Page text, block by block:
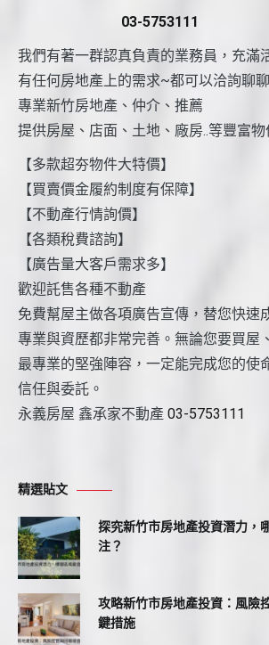
03-5753111
我們有著一群認真負責的業務員，充滿
有任何房地產上的需求~都可以洽詢聊
專業新竹房地產、仲介、推薦
提供房屋、店面、土地、廠房..等豐富物
【多款超夯物件大特價】
【買賣價金履約制度有保障】
【不動產行情詢價】
【各類稅費諮詢】
【廣告量大客戶需求多】
歡迎託售各種不動產
免費幫屋主做各項廣告宣傳，替您快速
專業與資歷都非常完善。無論您要買屋
最專業的堅強陣容，一定能完成您的使
信任與委託。
永義房屋 鑫承家不動產 03-5753111
精選貼文
探究新竹市房地產投資潛力，
注？
攻略新竹市房地產投資：風險
鍵措施